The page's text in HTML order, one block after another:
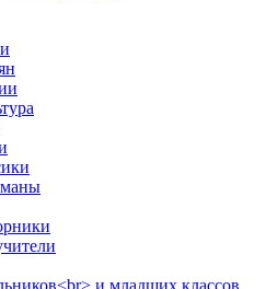
и младших классов